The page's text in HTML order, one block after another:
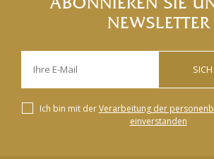
NEWSLETTER
Ich bin mit derVerarbeitung der
einverstanden